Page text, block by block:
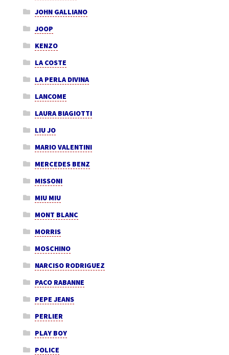
JOHN GALLIANO
JOOP
KENZO
LA COSTE
LA PERLA DIVINA
LANCOME
LAURA BIAGIOTTI
LIU JO
MARIO VALENTINI
MERCEDES BENZ
MISSONI
MIU MIU
MONT BLANC
MORRIS
MOSCHINO
NARCISO RODRIGUEZ
PACO RABANNE
PEPE JEANS
PERLIER
PLAY BOY
POLICE